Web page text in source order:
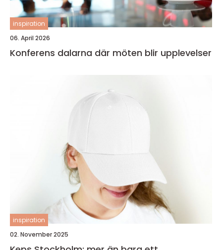
inspiration
06. April 2026
Konferens dalarna där möten blir upplevelser
inspiration
02. November 2025